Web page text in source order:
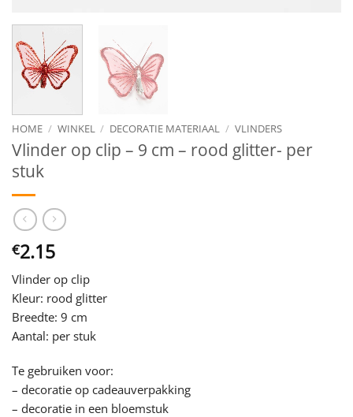
HOME / WINKEL / DECORATIE MATERIAAL / VLINDERS
Vlinder op clip – 9 cm – rood glitter- per
stuk
€2.15
Vlinder op clip
Kleur: rood glitter
Breedte: 9 cm
Aantal: per stuk
Te gebruiken voor:
– decoratie op cadeauverpakking
– decoratie in een bloemstuk